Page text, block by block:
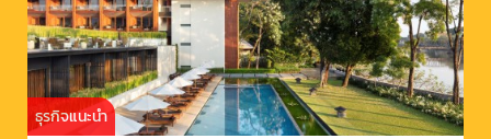
ธุรกิจแนะนำ